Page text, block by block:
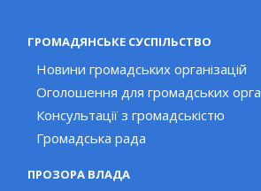
ГРОМАДЯНСЬКЕ СУСПІЛЬСТВО
Новини громадських організацій
Оголошення для громадських
Консультації з громадськістю
Громадська рада
ПРОЗОРА ВЛАДА